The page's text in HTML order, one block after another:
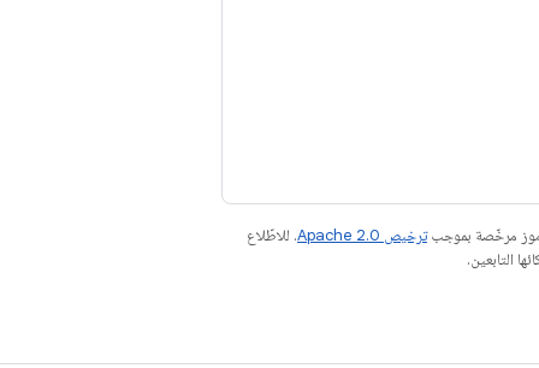
مرخّصة بموجبترخيص Apache 2.0‏ . للاطّلاع